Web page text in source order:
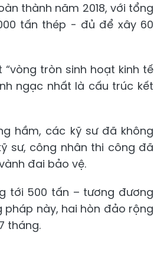
thành năm 2018, với tổng
tấn thép - đủ để xây 60
tròn sinh hoạt kinh tế
ngạc nhất là cấu trúc kết
hầm, các kỹ sư đã không
sư, công nhân thi công đã
đai bảo vệ.
tới 500 tấn – tương đương
pháp này, hai hòn đảo rộng
tháng.